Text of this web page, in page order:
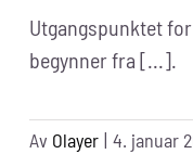
Utgangspunktet
begynner fra [...].
Av Olayer | 4. januar